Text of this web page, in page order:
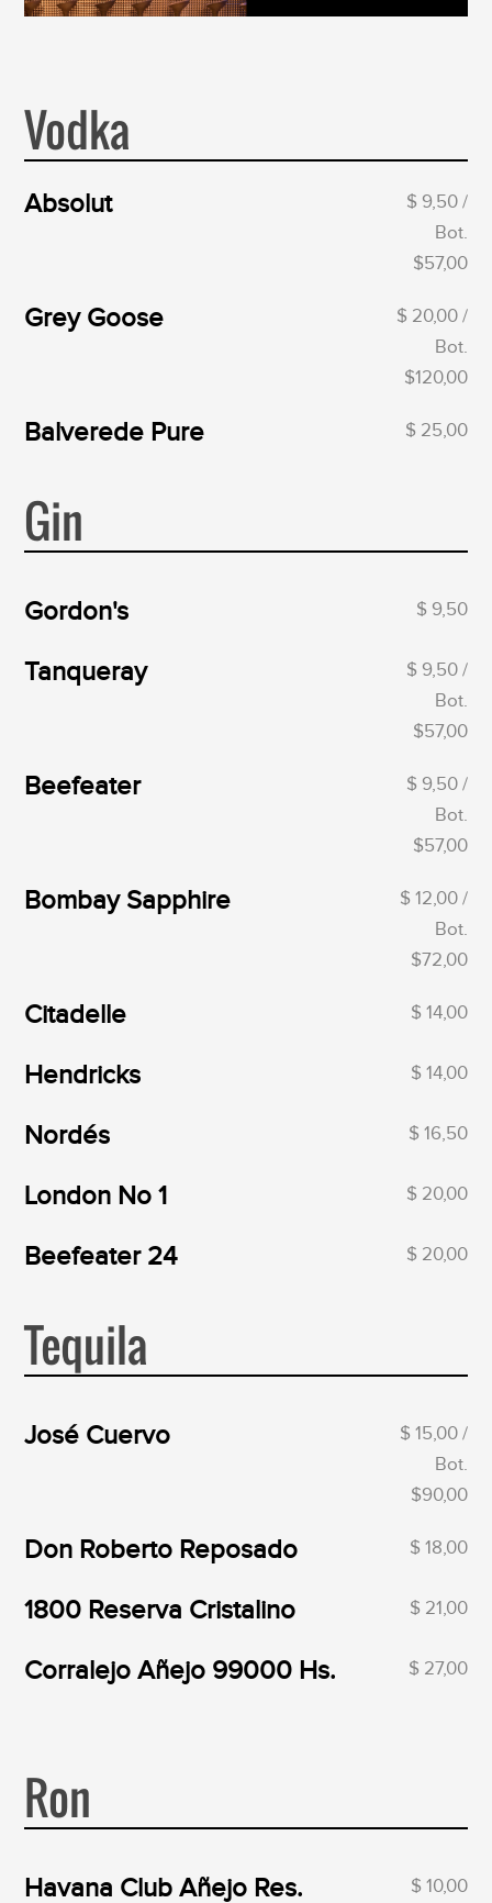
Vodka
Absolut
$ 9,50 /
Bot.
$57,00
Grey Goose
$ 20,00 /
Bot.
$120,00
Balverede Pure $ 25,00
Gin
Gordon's $ 9,50
Tanqueray
$ 9,50 /
Bot.
$57,00
Beefeater
$ 9,50 /
Bot.
$57,00
Bombay Sapphire
$ 12,00 /
Bot.
$72,00
Citadelle $ 14,00
Hendricks $ 14,00
Nordés $ 16,50
London No 1 $ 20,00
Beefeater 24 $ 20,00
Tequila
José Cuervo
$ 15,00 /
Bot.
$90,00
Don Roberto Reposado $ 18,00
1800 Reserva Cristalino $ 21,00
Corralejo Añejo 99000 Hs. $ 27,00
Ron
Havana Club Añejo Res. $ 10,00